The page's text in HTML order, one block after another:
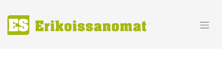
content